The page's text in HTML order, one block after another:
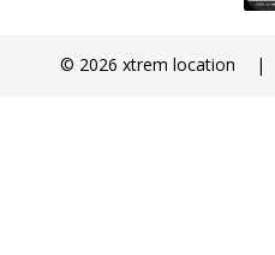
© 2026 xtrem location |